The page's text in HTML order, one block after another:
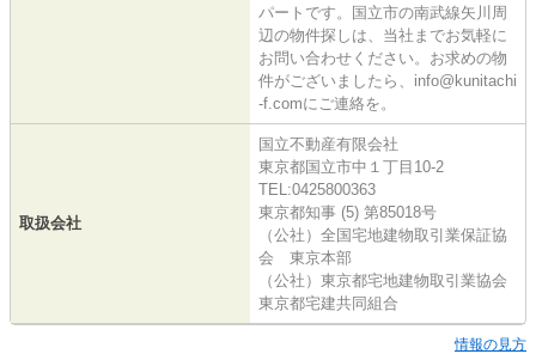
パートです。国立市の南武線矢川周
辺の物件探しは、当社までお気軽に
お問い合わせください。お求めの物
件がございましたら、info@kunitachi
-f.comにご連絡を。
取扱会社
国立不動産有限会社
東京都国立市中１丁目10-2
TEL:0425800363
東京都知事 (5) 第85018号
（公社）全国宅地建物取引業保証協
会 東京本部
（公社）東京都宅地建物取引業協会
東京都宅建共同組合
情報の見方